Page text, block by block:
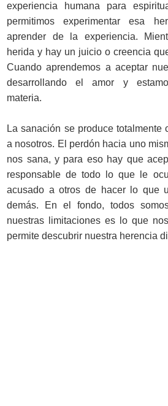
experiencia humana para
permitimos experimentar esa
aprender de la experiencia.
herida y hay un juicio o creencia
Cuando aprendemos a aceptar
desarrollando el amor y
materia.
La sanación se produce totalmente
a nosotros. El perdón hacia uno
nos sana, y para eso hay que
responsable de todo lo que le
acusado a otros de hacer lo que
demás. En el fondo, todos
nuestras limitaciones es lo que
permite descubrir nuestra herencia